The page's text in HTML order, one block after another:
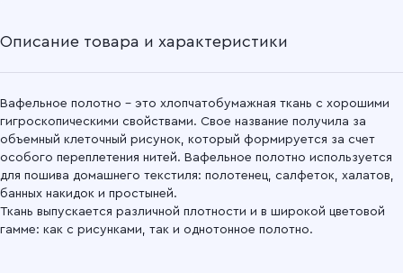
Подробнее
Описание товара и характеристики
Вафельное полотно - это хлопчатобумажная ткань с хорошими
гигроскопическими свойствами. Свое название получила за
объемный клеточный рисунок, который формируется за счет
особого переплетения нитей. Вафельное полотно используется
для пошива домашнего текстиля: полотенец, салфеток, халатов,
банных накидок и простыней.
Ткань выпускается различной плотности и в широкой цветовой
гамме: как с рисунками, так и однотонное полотно.